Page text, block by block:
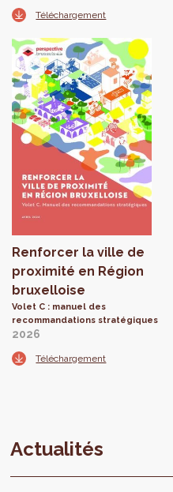
Téléchargement
Renforcer la ville de
proximité en Région
bruxelloise
Volet C : manuel des
recommandations stratégiques
2026
Téléchargement
Actualités